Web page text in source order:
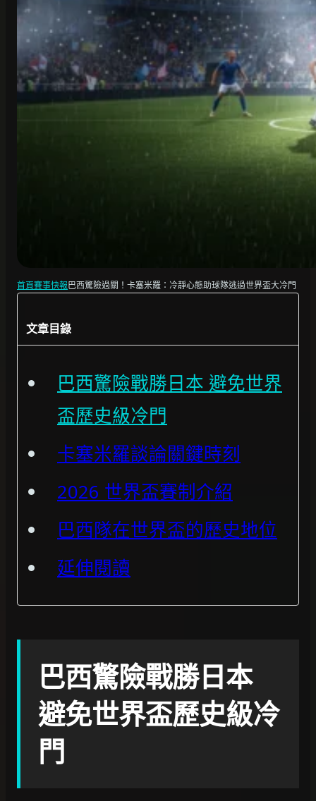
首頁賽事快報巴西驚險過關！卡塞米羅：冷靜心態助球隊逃過世界盃大冷門
文章目錄
巴西驚險戰勝日本 避免世界
盃歷史級冷門
卡塞米羅談論關鍵時刻
2026 世界盃賽制介紹
巴西隊在世界盃的歷史地位
延伸閱讀
巴西驚險戰勝日本
避免世界盃歷史級冷
門